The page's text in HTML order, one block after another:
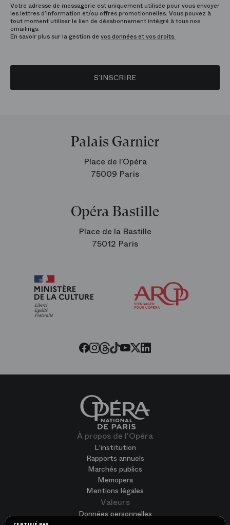
Votre adresse de messagerie est uniquement utilisée pour vous envoyer
les lettres d’information et/ou offres promotionnelles. Vous pouvez à
tout moment utiliser le lien de désabonnement intégré à tous nos
emailings.
En savoir plus sur la gestion de vos données et vos droits.
S’INSCRIRE
Palais Garnier
Place de l’Opéra
75009 Paris
Opéra Bastille
Place de la Bastille
75012 Paris
Facebook
Instagram
Threads
Tiktok
Youtube
Twitter
LinkedIn
À propos de l'Opéra
L'institution
Rapports annuels
Marchés publics
Memopera
Mentions légales
Valeurs
Données personnelles